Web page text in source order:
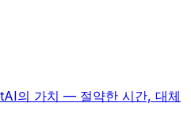
의 가치 — 절약한 시간, 대체